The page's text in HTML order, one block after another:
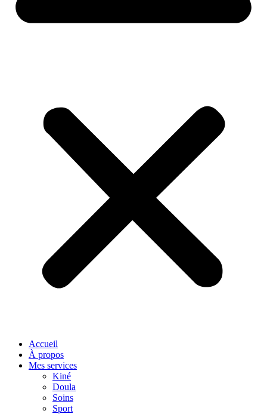
Accueil
À propos
Mes services
Kiné
Doula
Soins
Sport